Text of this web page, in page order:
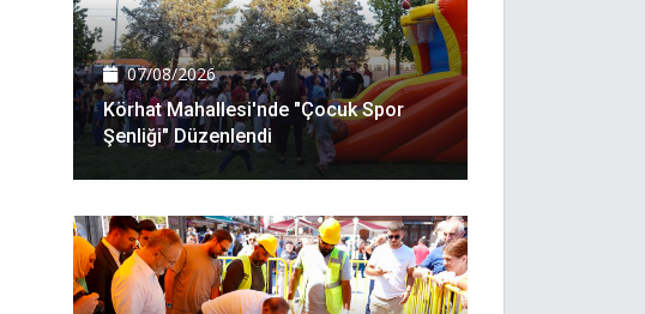
07/08/2026
Körhat Mahallesi'nde "Çocuk Spor
Şenliği" Düzenlendi